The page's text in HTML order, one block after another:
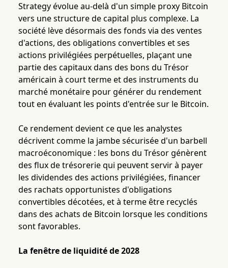
Strategy évolue au-delà d'un simple proxy Bitcoin
vers une structure de capital plus complexe. La
société lève désormais des fonds via des ventes
d'actions, des obligations convertibles et ses
actions privilégiées perpétuelles, plaçant une
partie des capitaux dans des bons du Trésor
américain à court terme et des instruments du
marché monétaire pour générer du rendement
tout en évaluant les points d'entrée sur le Bitcoin.
Ce rendement devient ce que les analystes
décrivent comme la jambe sécurisée d'un barbell
macroéconomique : les bons du Trésor génèrent
des flux de trésorerie qui peuvent servir à payer
les dividendes des actions privilégiées, financer
des rachats opportunistes d'obligations
convertibles décotées, et à terme être recyclés
dans des achats de Bitcoin lorsque les conditions
sont favorables.
La fenêtre de liquidité de 2028